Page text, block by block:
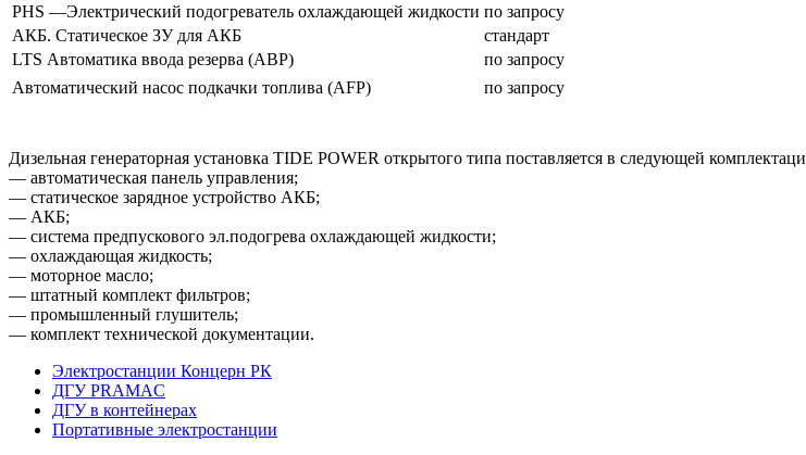
PHS —Электрический подогреватель охлаждающей жидкости по запросу
АКБ. Статическое ЗУ для АКБ
стандарт
LTS Автоматика ввода резерва (АВР)
по запросу
Автоматический насос подкачки топлива (AFP)
по запросу
Дизельная генераторная установка TIDE POWER открытого типа поставляется в следующей
— автоматическая панель управления;
— статическое зарядное устройство АКБ;
— АКБ;
— система предпускового эл.подогрева охлаждающей жидкости;
— охлаждающая жидкость;
— моторное масло;
— штатный комплект фильтров;
— промышленный глушитель;
— комплект технической документации.
Электростанции Концерн РК
ДГУ PRAMAC
ДГУ в контейнерах
Портативные электростанции